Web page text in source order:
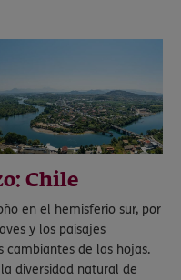
Chile
en el hemisferio sur, por
y los paisajes
cambiantes de las hojas.
diversidad natural de